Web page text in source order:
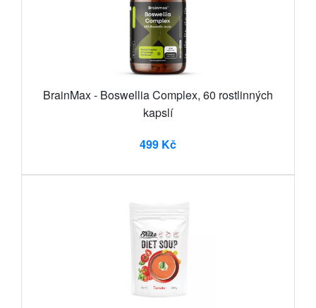
BrainMax - Boswellia Complex, 60 rostlinných
kapslí
499 Kč